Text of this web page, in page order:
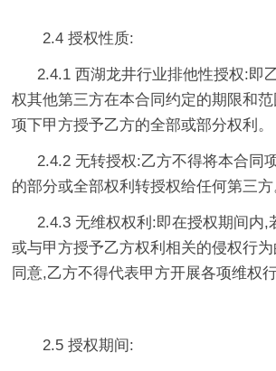
2.4 授权性质:
2.4.1 西湖龙井行业排他性授权:即
权其他第三方在本合同约定的期限和
项下甲方授予乙方的全部或部分权利。
2.4.2 无转授权:乙方不得将本合同
的部分或全部权利转授权给任何第三方
2.4.3 无维权权利:即在授权期间内,
或与甲方授予乙方权利相关的侵权行
同意,乙方不得代表甲方开展各项维权行
2.5 授权期间: